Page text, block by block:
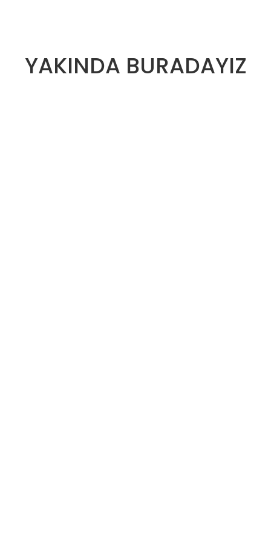
YAKINDA BURADAYIZ